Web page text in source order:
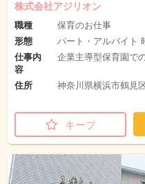
株式会社アジリオン
職種
保育のお仕事
形態
パート・アルバイト
仕事内
容
企業主導型保育園で
住所 神奈川県横浜市鶴見
キープ